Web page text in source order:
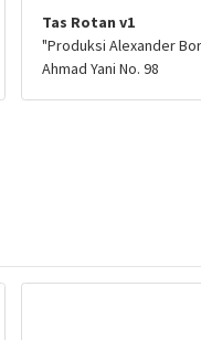
Tas Rotan v1
"Produksi Alexander
Ahmad Yani No. 98